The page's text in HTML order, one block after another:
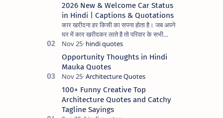
2026 New & Welcome Car Status
in Hindi | Captions & Quotations
कार खरीदना हर किसी का सपना होता है। जब अपने
घर में कार खरीदकर लाते है तो परिवार के सभी
सदस्यों के चेहरे पर अलग ही मुस्कुराहट और
प्रसन्नता झलकती है। अ…
Opportunity Thoughts in Hindi
Mauka Quotes
100+ Funny Creative Top
Architecture Quotes and Catchy
Tagline Sayings